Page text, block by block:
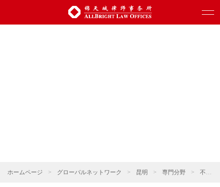
ホームページ > グローバルネットワーク > 昆明 > 専門分野 > 不動産・建設プロジェクト